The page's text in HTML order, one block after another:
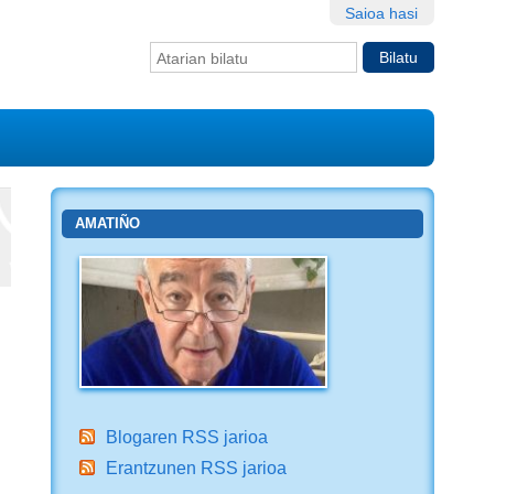
Saioa hasi
Bilatu atarian
AMATIÑO
Blogaren RSS jarioa
Erantzunen RSS jarioa